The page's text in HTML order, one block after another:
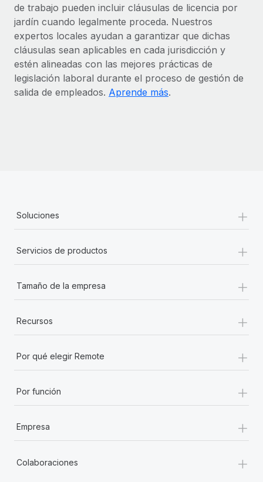
de trabajo pueden incluir cláusulas de licencia por
jardín cuando legalmente proceda. Nuestros
expertos locales ayudan a garantizar que dichas
cláusulas sean aplicables en cada jurisdicción y
estén alineadas con las mejores prácticas de
legislación laboral durante el proceso de gestión de
salida de empleados. Aprende más.
Soluciones +
Servicios de productos +
Tamaño de la empresa +
Recursos +
Por qué elegir Remote +
Por función +
Empresa +
Colaboraciones +